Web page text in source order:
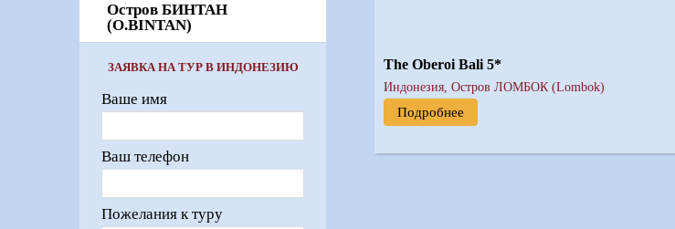
The Oberoi Bali 5*
Индонезия, Остров ЛОМБОК (Lombok)
Подробнее
Остров БИНТАН
(O.BINTAN)
ЗАЯВКА НА ТУР В ИНДОНЕЗИЮ
Ваше имя
Ваш телефон
Пожелания к туру